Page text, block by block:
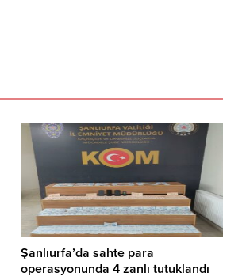
Şanlıurfa’da sahte para
operasyonunda 4 zanlı tutuklandı